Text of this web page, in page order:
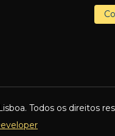
Todos os direitos